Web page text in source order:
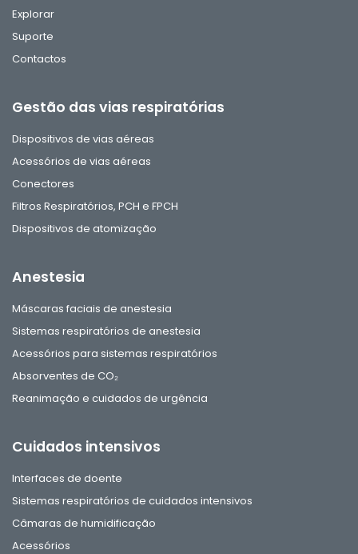
Explorar
Suporte
Contactos
Gestão das vias respiratórias
Dispositivos de vias aéreas
Acessórios de vias aéreas
Conectores
Filtros Respiratórios, PCH e FPCH
Dispositivos de atomização
Anestesia
Máscaras faciais de anestesia
Sistemas respiratórios de anestesia
Acessórios para sistemas respiratórios
Absorventes de CO₂
Reanimação e cuidados de urgência
Cuidados intensivos
Interfaces de doente
Sistemas respiratórios de cuidados intensivos
Câmaras de humidificação
Acessórios